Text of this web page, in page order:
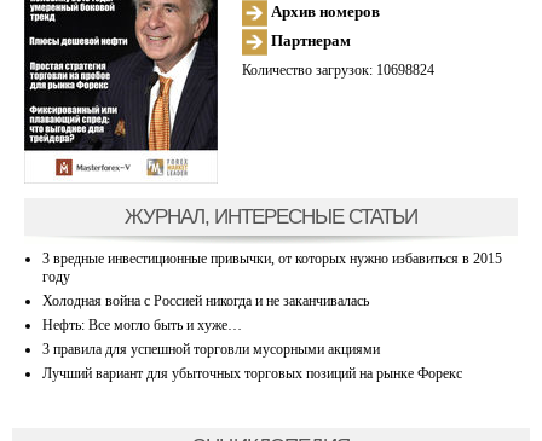
Архив номеров
Партнерам
Количество загрузок: 10698824
ЖУРНАЛ, ИНТЕРЕСНЫЕ СТАТЬИ
3 вредные инвестиционные привычки, от которых нужно избавиться в 2015
году
Холодная война с Россией никогда и не заканчивалась
Нефть: Все могло быть и хуже…
3 правила для успешной торговли мусорными акциями
Лучший вариант для убыточных торговых позиций на рынке Форекс